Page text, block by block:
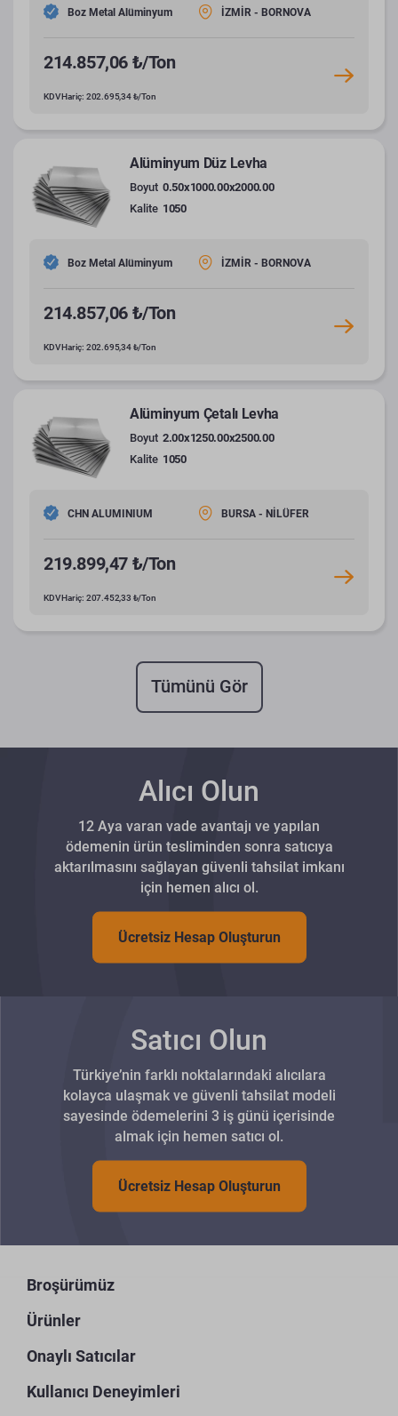
Boz Metal Alüminyum İZMİR - BORNOVA
214.857,06 ₺/Ton
KDV Hariç: 202.695,34 ₺/Ton
Alüminyum Düz Levha
Boyut 0.50x1000.00x2000.00
Kalite 1050
Boz Metal Alüminyum İZMİR - BORNOVA
214.857,06 ₺/Ton
KDV Hariç: 202.695,34 ₺/Ton
Alüminyum Çetalı Levha
Boyut 2.00x1250.00x2500.00
Kalite 1050
CHN ALUMINIUM BURSA - NİLÜFER
219.899,47 ₺/Ton
KDV Hariç: 207.452,33 ₺/Ton
Tümünü Gör
Alıcı Olun
12 Aya varan vade avantajı ve yapılan
ödemenin ürün tesliminden sonra satıcıya
aktarılmasını sağlayan güvenli tahsilat imkanı
için hemen alıcı ol.
Ücretsiz Hesap Oluşturun
Satıcı Olun
Türkiye’nin farklı noktalarındaki alıcılara
kolayca ulaşmak ve güvenli tahsilat modeli
sayesinde ödemelerini 3 iş günü içerisinde
almak için hemen satıcı ol.
Ücretsiz Hesap Oluşturun
Broşürümüz
Ürünler
Onaylı Satıcılar
Kullanıcı Deneyimleri